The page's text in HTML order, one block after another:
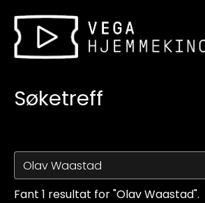
Tilgjengelighetslenker
Søketreff
Fant 1 resultat for "Olav Waastad".